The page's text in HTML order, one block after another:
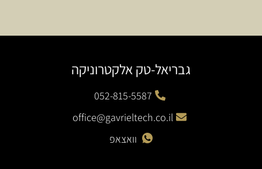
גבריאל-טק אלקטרוניקה
052-815-5587
office@gavrieltech.co.il
וואצאפ